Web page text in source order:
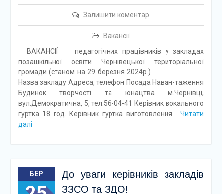
Залишити коментар
Вакансії
ВАКАНСІЇ педагогічних працівників у закладах
позашкільної освіти Чернівецької територіальної
громади (станом на 29 березня 2024р.)
Назва закладу Адреса, телефон Посада Наван-таження
Будинок творчості та юнацтва м.Чернівці,
вул.Демократична, 5, тел.56-04-41 Керівник вокального
гуртка 18 год. Керівник гуртка виготовлення
Читати
далі
БЕР
До уваги керівників закладів
ЗЗСО та ЗДО!